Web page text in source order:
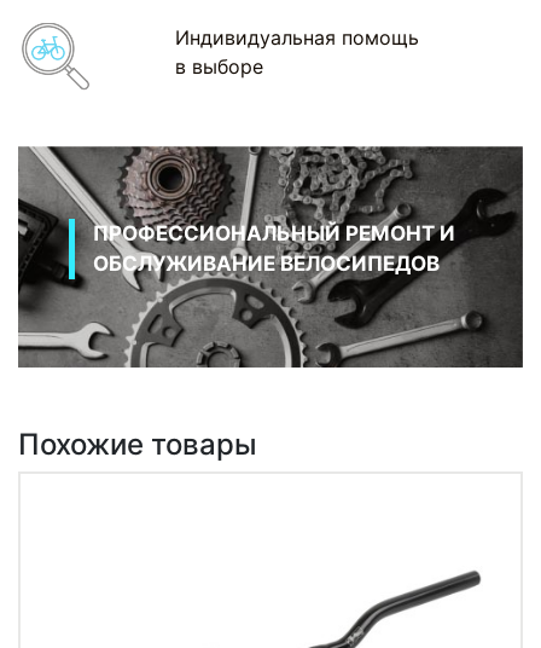
Индивидуальная помощь
в выборе
ПРОФЕССИОНАЛЬНЫЙ РЕМОНТ И
ОБСЛУЖИВАНИЕ ВЕЛОСИПЕДОВ
Похожие товары